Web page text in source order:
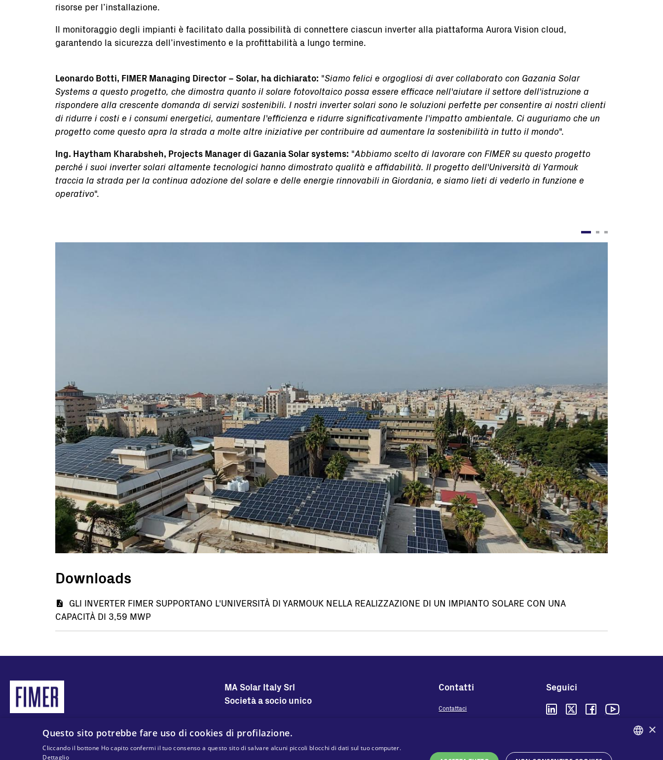
risorse per l’installazione.
Il monitoraggio degli impianti è facilitato dalla possibilità di connettere ciascun inverter alla piattaforma Aurora Vision cloud,
garantendo la sicurezza dell’investimento e la profittabilità a lungo termine.
Leonardo Botti, FIMER Managing Director – Solar, ha dichiarato: "Siamo felici e orgogliosi di aver collaborato con Gazania Solar
Systems a questo progetto, che dimostra quanto il solare fotovoltaico possa essere efficace nell'aiutare il settore dell'istruzione a
rispondere alla crescente domanda di servizi sostenibili. I nostri inverter solari sono le soluzioni perfette per consentire ai nostri clienti
di ridurre i costi e i consumi energetici, aumentare l'efficienza e ridurre significativamente l'impatto ambientale. Ci auguriamo che un
progetto come questo apra la strada a molte altre iniziative per contribuire ad aumentare la sostenibilità in tutto il mondo".
Ing. Haytham Kharabsheh, Projects Manager di Gazania Solar systems: "Abbiamo scelto di lavorare con FIMER su questo progetto
perché i suoi inverter solari altamente tecnologici hanno dimostrato qualità e affidabilità. Il progetto dell'Università di Yarmouk
traccia la strada per la continua adozione del solare e delle energie rinnovabili in Giordania, e siamo lieti di vederlo in funzione e
operativo".
Downloads
Documento
GLI INVERTER FIMER SUPPORTANO L'UNIVERSITÀ DI YARMOUK NELLA REALIZZAZIONE DI UN IMPIANTO SOLARE CON UNA
CAPACITÀ DI 3,59 MWP
© 2025 MA Solar Italy all rights reserved
Tax code 13892480966
VAT code 13892480966
MA Solar Italy Srl
Società a socio unico
Via Torri Bianche 9
Italy
Italy
Contatti
Contattaci
Seguici
×
Questo sito potrebbe fare uso di cookies di profilazione.
Cliccando il bottone Ho capito confermi il tuo consenso a questo sito di salvare alcuni piccoli blocchi di dati sul tuo computer.
Dettaglio